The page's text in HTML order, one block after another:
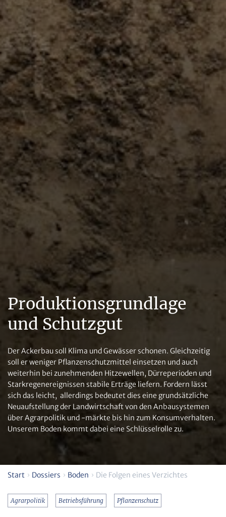
Produktionsgrundlage
und Schutzgut
Der Ackerbau soll Klima und Gewässer schonen. Gleichzeitig
soll er weniger Pflanzenschutzmittel einsetzen und auch
weiterhin bei zunehmenden Hitzewellen, Dürreperioden und
Starkregenereignissen stabile Erträge liefern. Fordern lässt
sich das leicht, allerdings bedeutet dies eine grundsätzliche
Neuaufstellung der Landwirtschaft von den Anbausystemen
über Agrarpolitik und -märkte bis hin zum Konsumverhalten.
Unserem Boden kommt dabei eine Schlüsselrolle zu.
Start Dossiers Boden Die Folgen eines Verzichtes
Agrarpolitik Betriebsführung Pflanzenschutz